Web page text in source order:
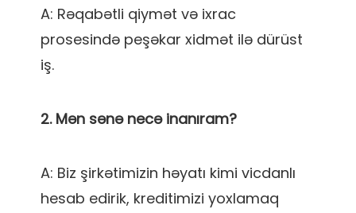
A: Rəqabətli qiymət və ixrac
prosesində peşəkar xidmət ilə dürüst
A: Biz şirkətimizin həyatı kimi vicdanlı
hesab edirik, kreditimizi yoxlamaq